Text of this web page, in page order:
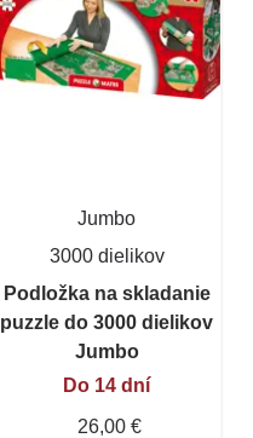
Jumbo
3000 dielikov
Podložka na skladanie
puzzle do 3000 dielikov
Jumbo
Do 14 dní
26,00 €